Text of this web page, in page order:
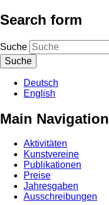
Search form
Suche
Deutsch
English
Main Navigation
Aktivitäten
Kunstvereine
Publikationen
Preise
Jahresgaben
Ausschreibungen